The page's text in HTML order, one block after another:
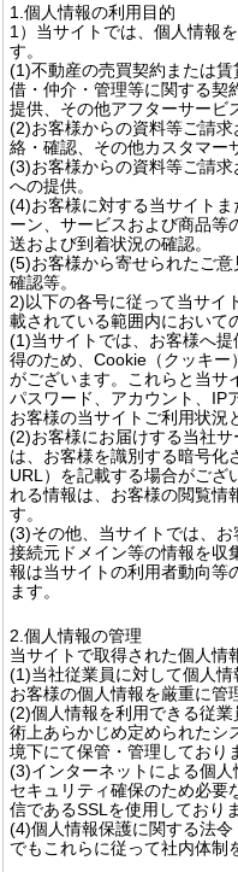
1.個人情報の利用目的
1）当サイトでは、個人情報
す。
(1)不動産の売買契約または
借・仲介・管理等に関する契
提供、その他アフターサービ
(2)お客様からの資料等ご請
絡・確認、その他カスタマー
(3)お客様からの資料等ご請
への提供。
(4)お客様に対する当サイト
ーン、サービスおよび商品等
送および到着状況の確認。
(5)お客様から寄せられたご
確認等。
2)以下の各号に従って当サイ
載されている範囲内において
(1)当サイトでは、お客様へ
得のため、Cookie（クッキ
がございます。これらと当サ
パスワード、アカウント、IP
お客様の当サイトご利用状況
(2)お客様にお届けする当社
は、お客様を識別する暗号化
URL）を記載する場合がござ
れる情報は、お客様の閲覧情
す。
(3)その他、当サイトでは、
接続元ドメイン等の情報を収
報は当サイトの利用者動向等
ます。
2.個人情報の管理
当サイトで取得された個人情
(1)当社従業員に対して個人情
お客様の個人情報を厳重に管
(2)個人情報を利用できる従
術上あらかじめ定められたシ
境下にて保管・管理しており
(3)インターネットによる個人
セキュリティ確保のため必要
信であるSSLを使用しており
(4)個人情報保護に関する法
でもこれらに従って社内体制